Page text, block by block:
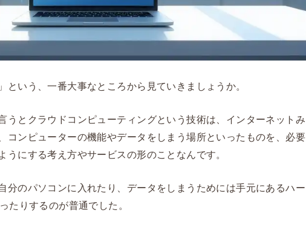
という、一番大事なところから見ていきましょうか。
うとクラウドコンピューティングという技術は、インターネットみ
コンピューターの機能やデータをしまう場所といったものを、必要
にする考え方やサービスの形のことなんです。
分のパソコンに入れたり、データをしまうためには手元にあるハー
たりするのが普通でした。